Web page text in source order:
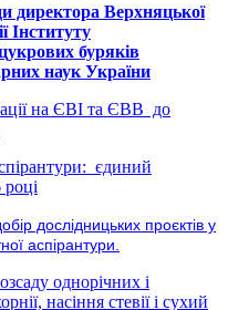
директора Верхняцької
Інституту
буряків
наук України
на ЄВІ та ЄВВ до
єдиний
дослідницьких проєктів у
аспірантури.
однорічних і
насіння стевії і сухий